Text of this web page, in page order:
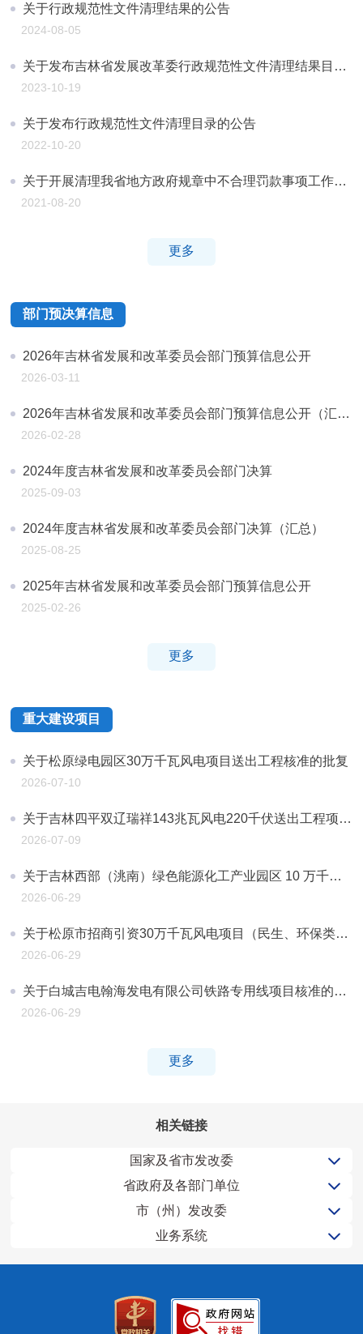
关于行政规范性文件清理结果的公告
2024-08-05
关于发布吉林省发展改革委行政规范性文件清理结果目录的公告
2023-10-19
关于发布行政规范性文件清理目录的公告
2022-10-20
关于开展清理我省地方政府规章中不合理罚款事项工作情况的报告
2021-08-20
更多
部门预决算信息
2026年吉林省发展和改革委员会部门预算信息公开
2026-03-11
2026年吉林省发展和改革委员会部门预算信息公开（汇总）
2026-02-28
2024年度吉林省发展和改革委员会部门决算
2025-09-03
2024年度吉林省发展和改革委员会部门决算（汇总）
2025-08-25
2025年吉林省发展和改革委员会部门预算信息公开
2025-02-26
更多
重大建设项目
关于松原绿电园区30万千瓦风电项目送出工程核准的批复
2026-07-10
关于吉林四平双辽瑞祥143兆瓦风电220千伏送出工程项目核准的批复
2026-07-09
关于吉林西部（洮南）绿色能源化工产业园区 10 万千瓦风电项目核准的批复
2026-06-29
关于松原市招商引资30万千瓦风电项目（民生、环保类）核准的批复
2026-06-29
关于白城吉电翰海发电有限公司铁路专用线项目核准的批复
2026-06-29
更多
相关链接
国家及省市发改委
省政府及各部门单位
市（州）发改委
业务系统